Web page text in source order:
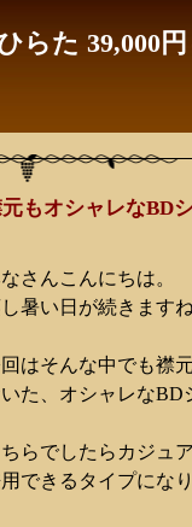
らた 39,000
もオシャレなBD
さんこんにちは。
暑い日が続きますね
はそんな中でも襟
た、オシャレなBD
ちらでしたらカジュ
できるタイプになり